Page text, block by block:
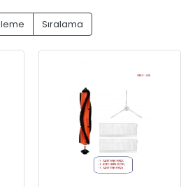
Sıralama